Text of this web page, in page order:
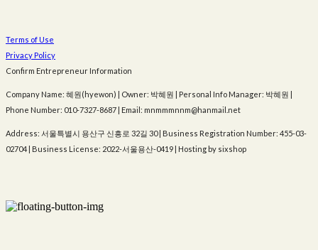
Terms of Use
Privacy Policy
Confirm Entrepreneur Information
Company Name: 혜원(hyewon) | Owner: 박혜원 | Personal Info Manager: 박혜원 |
Phone Number: 010-7327-8687 | Email: mnmmmnnm@hanmail.net
Address: 서울특별시 용산구 신흥로 32길 30 | Business Registration Number: 455-03-
02704 | Business License: 2022-서울용산-0419 | Hosting by sixshop